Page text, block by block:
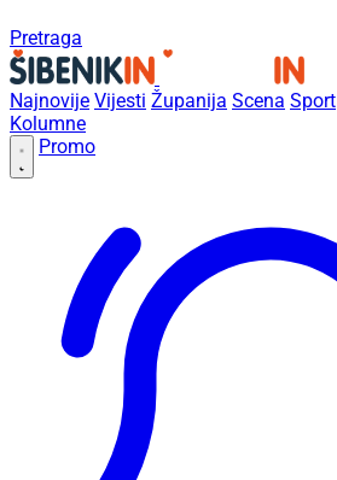
Pretraga
Najnovije Vijesti Županija Scena Sport
Kolumne
Promo